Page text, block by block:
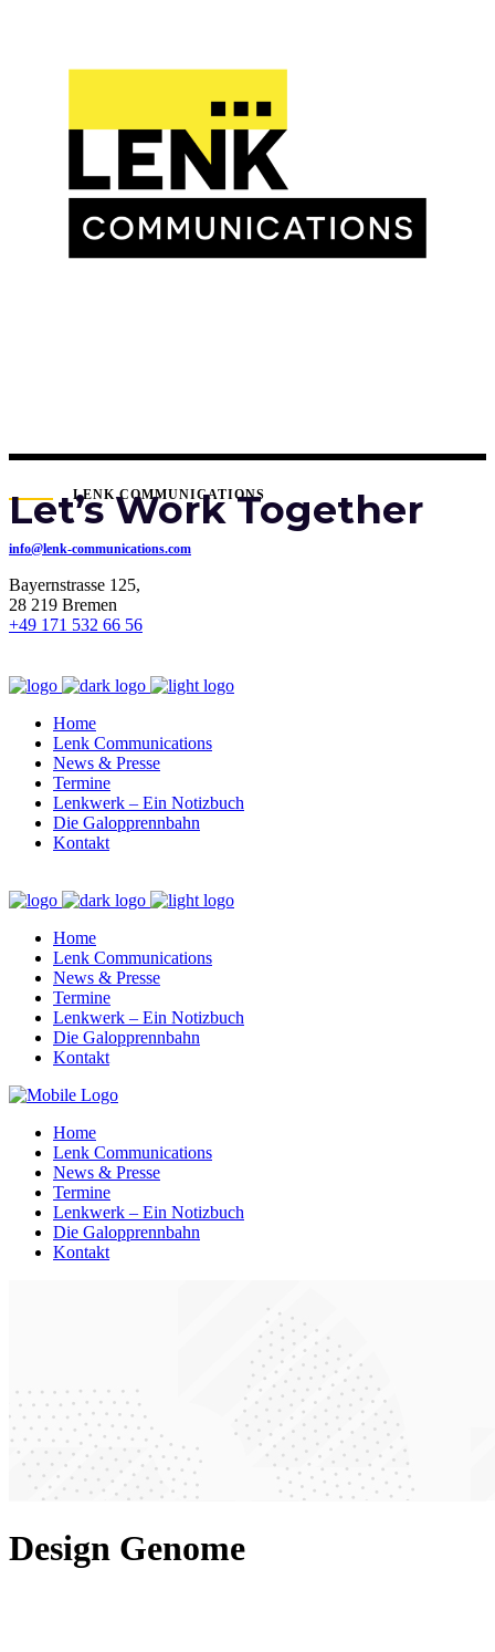
LENK COMMUNICATIONS
Let’s Work Together
info@lenk-communications.com
Bayernstrasse 125,
28 219 Bremen
+49 171 532 66 56
Home
Lenk Communications
News & Presse
Termine
Lenkwerk – Ein Notizbuch
Die Galopprennbahn
Kontakt
Home
Lenk Communications
News & Presse
Termine
Lenkwerk – Ein Notizbuch
Die Galopprennbahn
Kontakt
Home
Lenk Communications
News & Presse
Termine
Lenkwerk – Ein Notizbuch
Die Galopprennbahn
Kontakt
Design Genome